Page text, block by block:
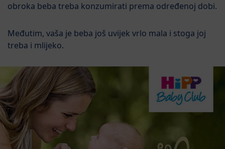
obroka beba treba konzumirati prema određenoj dobi.
Međutim, vaša je beba još uvijek vrlo mala i stoga joj
treba i mlijeko.